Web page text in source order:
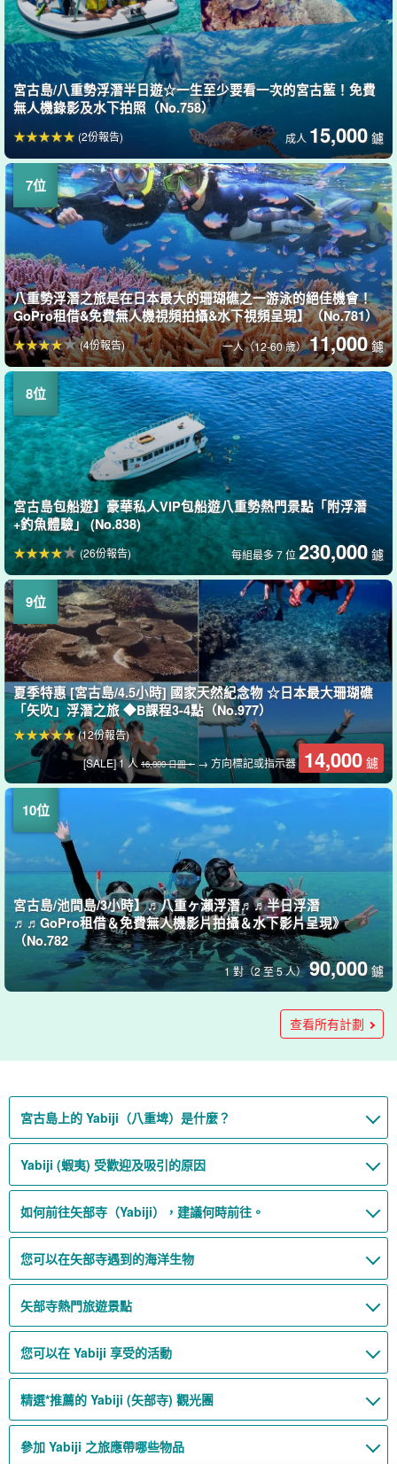
宮古島/八重勢浮潛半日遊☆一生至少要看一次的宮古藍！免費
無人機錄影及水下拍照（No.758）
成人 15,000 鑢
(2份報告)
八重勢浮潛之旅是在日本最大的珊瑚礁之一游泳的絕佳機會！
GoPro租借&免費無人機視頻拍攝&水下視頻呈現】（No.781）
一人（12-60 歲）11,000 鑢
(4份報告)
宮古島包船遊】豪華私人VIP包船遊八重勢熱門景點「附浮潛
+釣魚體驗」 (No.838)
每組最多 7 位230,000 鑢
(26份報告)
夏季特惠 [宮古島/4.5小時] 國家天然紀念物 ☆日本最大珊瑚礁
「矢吹」浮潛之旅 ◆B課程3-4點（No.977）
[SALE] 1 人 16,000 日圓。→ 方向標記或指示器 14,000 鑢
(12份報告)
宮古島/池間島/3小時】♬八重ヶ瀨浮潛♬♬半日浮潛
♬♬GoPro租借＆免費無人機影片拍攝＆水下影片呈現》
（No.782
1 對（2 至 5 人）90,000 鑢
宮古島/3小時/3小時/小團體]經驗導遊☆日本最大的珊瑚礁群
「八重勢（Yavigi）」乘船體驗潛水之旅(No.976)
18,500 鑢
夏季特價 [Yaebise / 下午] 浮潛半天課程☆景色壯觀！含免費無
13,000 鑢
Yaebise] [課程 B：約 4.5 小時，3-4 分] 體驗潛水與浮潛之旅
19,000 鑢
Yaebise] [課程 A: 3 小時, 2 至 3 分] 體驗潛水及浮潛之旅
16,000 鑢
宮古島/3小時]搭乘完全包租的JET遊艇！矢場巡航☆在壯觀的
宮古藍海浮潛也是可能的「附飲料、最多9人」(No.730)
132,000 鑢
【宮古島／1日／包船】八重干瀨浮潛♪船上備有沙發與冷氣，
下雨也不用擔心《可選加購船上BBQ》（No.713）
146,000 鑢
【宮古島／3～4小時】包船行程☆在夢幻之島「八重干瀨」進
行浮潛《0歲起即可參加＆附免費影片拍攝》（No.712）
99,000 鑢
查看所有計劃
宮古島上的 Yabiji（八重埤）是什麼？
Yabiji (蝦夷) 受歡迎及吸引的原因
如何前往矢部寺（Yabiji），建議何時前往。
您可以在矢部寺遇到的海洋生物
矢部寺熱門旅遊景點
您可以在 Yabiji 享受的活動
精選*推薦的 Yabiji (矢部寺) 觀光團
參加 Yabiji 之旅應帶哪些物品